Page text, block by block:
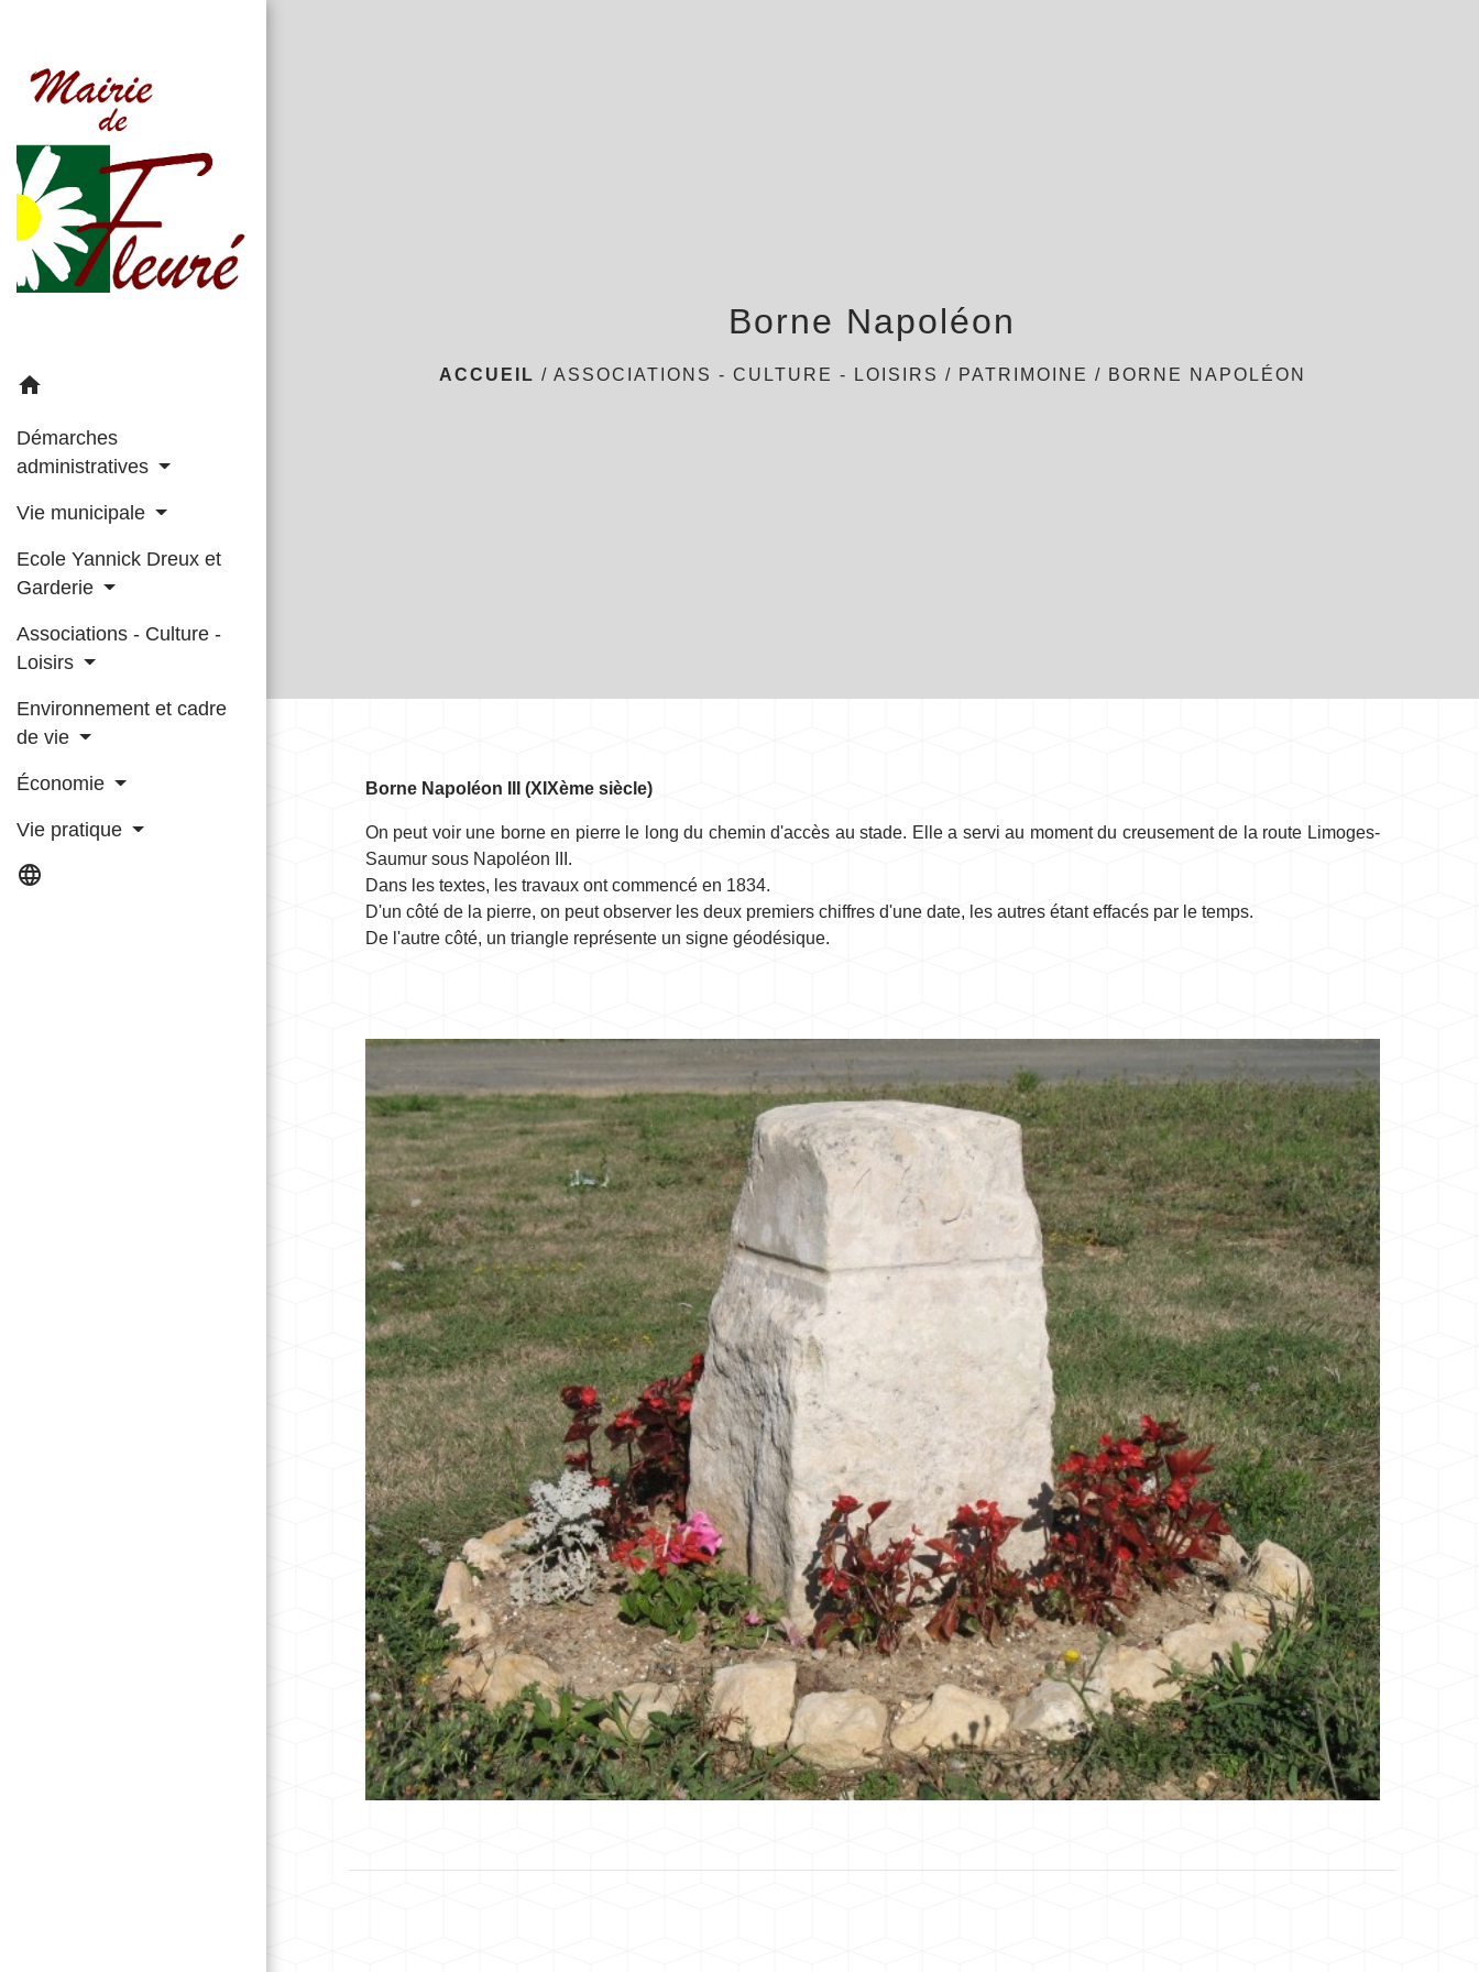
home
Démarches
administratives
Vie municipale
Ecole Yannick Dreux et
Garderie
Associations - Culture -
Loisirs
Environnement et cadre
de vie
Économie
Vie pratique
language
Borne Napoléon
ACCUEIL / ASSOCIATIONS - CULTURE - LOISIRS / PATRIMOINE / BORNE NAPOLÉON
Borne Napoléon III (XIXème siècle)
On peut voir une borne en pierre le long du chemin d'accès au stade. Elle a servi au moment du creusement de la route Limoges-
Saumur sous Napoléon III.
Dans les textes, les travaux ont commencé en 1834.
D'un côté de la pierre, on peut observer les deux premiers chiffres d'une date, les autres étant effacés par le temps.
De l'autre côté, un triangle représente un signe géodésique.